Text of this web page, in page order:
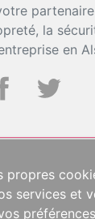
la
en
propres
services et